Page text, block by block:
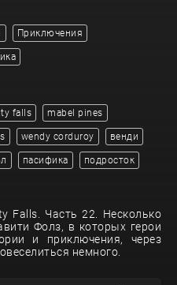
Приключения
falls mabel pines
wendy corduroy венди
пасифика подросток
Falls. Часть 22. Несколько
Фолз, в которых герои
и приключения, через
немного.